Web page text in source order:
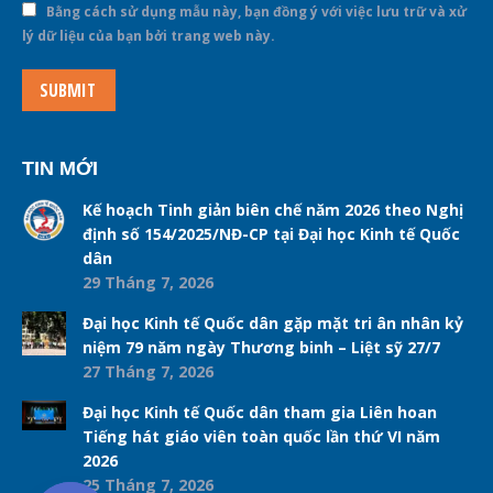
Bằng cách sử dụng mẫu này, bạn đồng ý với việc lưu trữ và xử
lý dữ liệu của bạn bởi trang web này.
SUBMIT
TIN MỚI
Kế hoạch Tinh giản biên chế năm 2026 theo Nghị
định số 154/2025/NĐ-CP tại Đại học Kinh tế Quốc
dân
29 Tháng 7, 2026
Đại học Kinh tế Quốc dân gặp mặt tri ân nhân kỷ
niệm 79 năm ngày Thương binh – Liệt sỹ 27/7
27 Tháng 7, 2026
Đại học Kinh tế Quốc dân tham gia Liên hoan
Tiếng hát giáo viên toàn quốc lần thứ VI năm
2026
25 Tháng 7, 2026